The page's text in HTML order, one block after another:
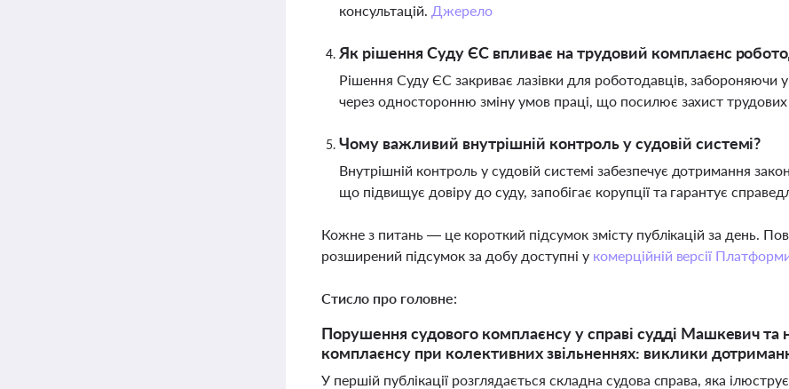
консультацій. Джерело
Як рішення Суду ЄС впливає на трудовий комплаєнс
Рішення Суду ЄС закриває лазівки для роботодавців, забороняючи
через односторонню зміну умов праці, що посилює захист трудових
Чому важливий внутрішній контроль у судовій системі?
Внутрішній контроль у судовій системі забезпечує дотримання
що підвищує довіру до суду, запобігає корупції та гарантує
Кожне з питань — це короткий підсумок змісту публікацій за день.
розширений підсумок за добу доступні у комерційній версії
Стисло про головне:
Порушення судового комплаєнсу у справі судді Машкевич та
комплаєнсу при колективних звільненнях: виклики
У першій публікації розглядається складна судова справа, яка